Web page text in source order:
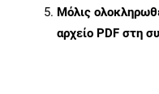
Μόλις
αρχείο PDF στη